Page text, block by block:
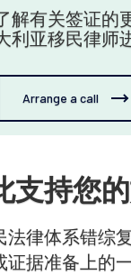
解有关签证的
利亚移民律师
Arrange a call
支持您
法律体系错综
证据准备上的